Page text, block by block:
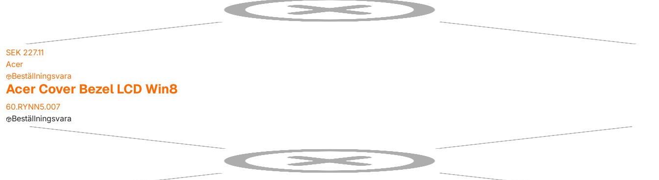
SEK 227.11
Acer
Beställningsvara
Acer Cover Bezel LCD Win8
60.RYNN5.007
Beställningsvara